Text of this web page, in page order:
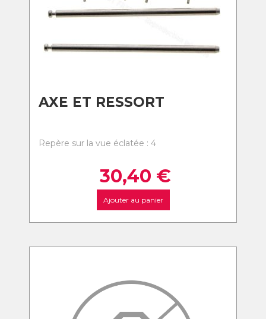
AXE ET RESSORT
Repère sur la vue éclatée : 4
30,40 €
Ajouter au panier